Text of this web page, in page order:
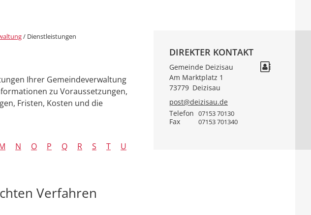
/ Dienstleistungen
Ihrer Gemeindeverwaltung
zu Voraussetzungen,
Fristen, Kosten und die
N O P Q R S T
U
Verfahren
DIREKTER KONTAKT
Gemeinde Deizisau
Am Marktplatz 1
73779 Deizisau
post@deizisau.de
Telefon 07153 70130
Fax 07153 701340